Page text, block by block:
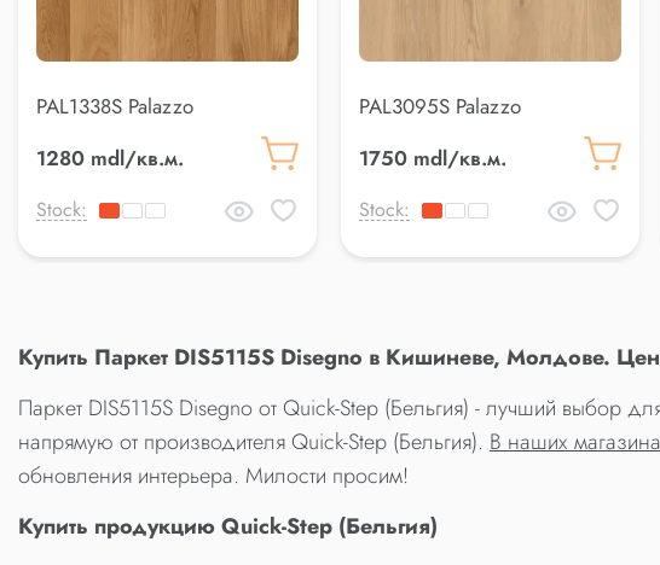
PAL1338S Palazzo
1280 mdl/кв.м.
Stock:
PAL3095S Palazzo
1750 mdl/кв.м.
Stock:
Купить Паркет DIS5115S Disegno в Кишиневе, Молдове.
Паркет DIS5115S Disegno от Quick-Step (Бельгия) - лучший выбор
напрямую от производителя Quick-Step (Бельгия). В наших
обновления интерьера. Милости просим!
Купить продукцию Quick-Step (Бельгия)